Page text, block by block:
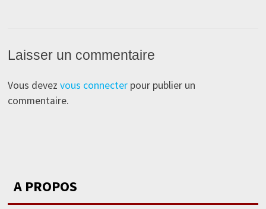
Laisser un commentaire
Vous devez vous connecterpour publier un
commentaire.
A PROPOS